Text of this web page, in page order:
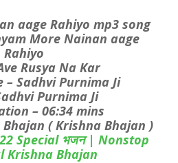
aage Rahiyo mp3 song
More Nainan aage
Rahiyo
Rusya Na Kar
– Sadhvi Purnima Ji
Purnima Ji
– 06:34 mins
Bhajan ( Krishna Bhajan )
Special भजन | Nonstop
Krishna Bhajan